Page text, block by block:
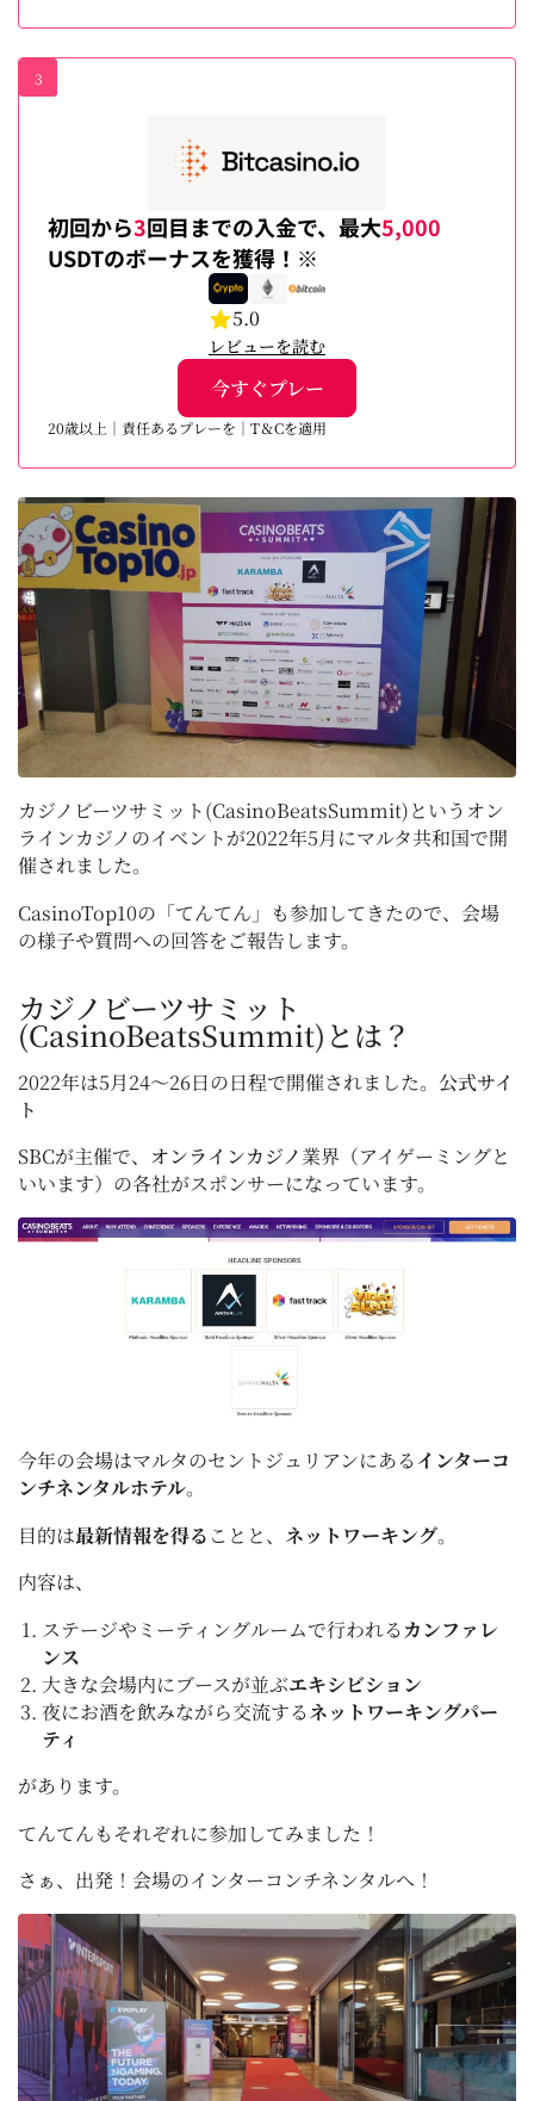
3
初回から3回目までの入金で、最大5,000
USDTのボーナスを獲得！※
5.0
レビューを読む
今すぐプレー
20歳以上｜責任あるプレーを｜T＆Cを適用
カジノビーツサミット(CasinoBeatsSummit)というオン
ラインカジノのイベントが2022年5月にマルタ共和国で開
催されました。
CasinoTop10の「てんてん」も参加してきたので、会場
の様子や質問への回答をご報告します。
カジノビーツサミット
(CasinoBeatsSummit)とは？
2022年は5月24～26日の日程で開催されました。 公式サイ
ト
SBCが主催で、 オンラインカジノ業界（アイゲーミングと
いいます）の各社がスポンサーになっています。
今年の会場はマルタのセントジュリアンにあるインターコ
ンチネンタルホテル。
目的は最新情報を得る ことと、 ネットワーキング。
内容は、
ステージやミーティングルームで行われる カンファレ
ンス
大きな会場内にブースが並ぶエキシビション
夜にお酒を飲みながら交流するネットワーキングパー
ティ
があります。
てんてんもそれぞれに参加してみました！
さぁ、出発！会場のインターコンチネンタルへ！